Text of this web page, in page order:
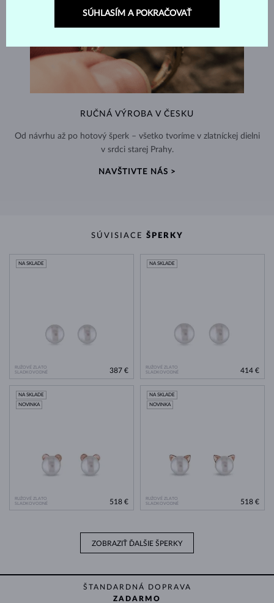
RUČNÁ VÝROBA V ČESKU
Od návrhu až po hotový šperk – všetko tvoríme v zlatníckej dielni
v srdci starej Prahy.
NAVŠTIVTE NÁS >
SÚVISIACE ŠPERKY
RUŽOVÉ ZLATO
SLADKOVODNÉ
NA SKLADE
387 €
RUŽOVÉ ZLATO
SLADKOVODNÉ
NA SKLADE
414 €
RUŽOVÉ ZLATO
SLADKOVODNÉ
NA SKLADE
NOVINKA
518 €
RUŽOVÉ ZLATO
SLADKOVODNÉ
NA SKLADE
NOVINKA
518 €
ZOBRAZIŤ ĎALŠIE ŠPERKY
ŠTANDARDNÁ DOPRAVA
ZADARMO
SÚHLASÍM A POKRAČOVAŤ